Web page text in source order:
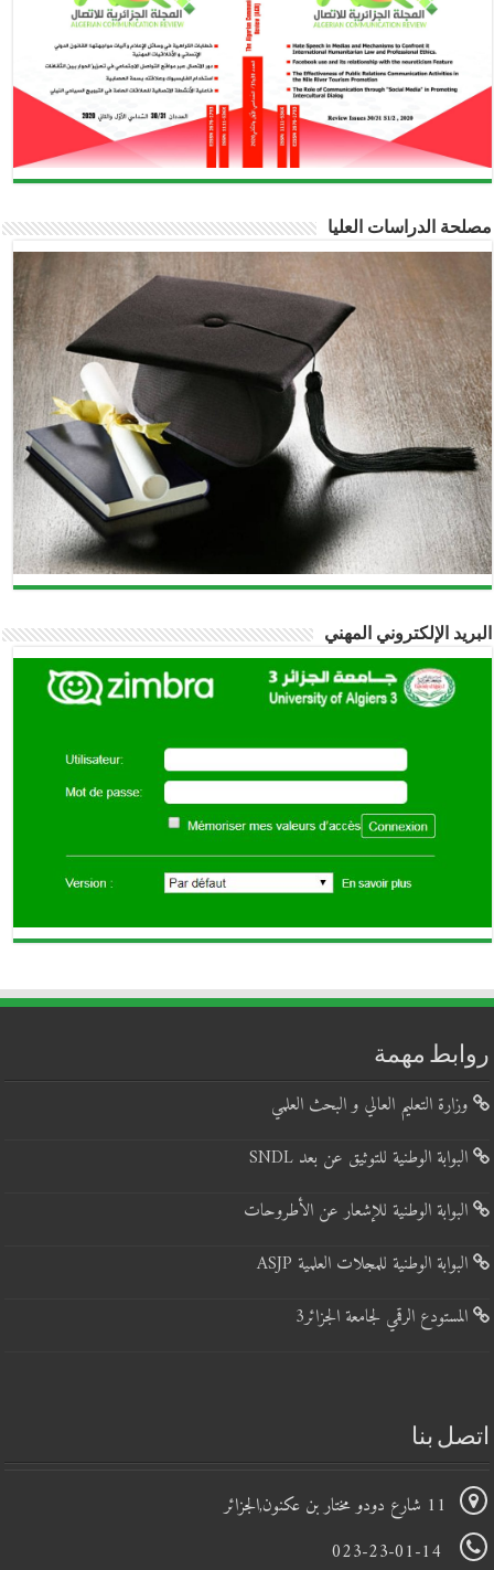
مصلحة الدراسات العليا
البريد الإلكتروني المهني
روابط مهمة
وزارة التعليم العالي و البحث العلمي
البوابة الوطنية للتوثيق عن بعد SNDL
البوابة الوطنية للإشعار عن الأطروحات
البوابة الوطنية للمجلات العلمية ASJP
المستودع الرقمي لجامعة الجزائر3
اتصل بنا